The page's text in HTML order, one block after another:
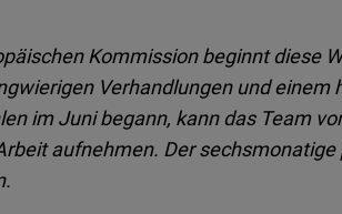
Kommission beginnt diese
Verhandlungen und einem
im Juni begann, kann das Team
aufnehmen. Der